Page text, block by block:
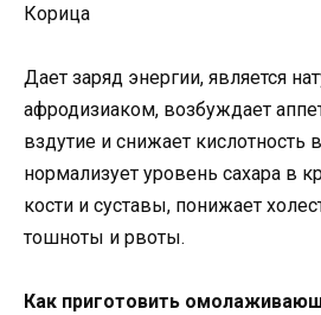
Корица
Дает заряд энергии, является
афродизиаком, возбуждает
вздутие и снижает кислотность
нормализует уровень сахара в
кости и суставы, понижает
тошноты и рвоты.
Как приготовить